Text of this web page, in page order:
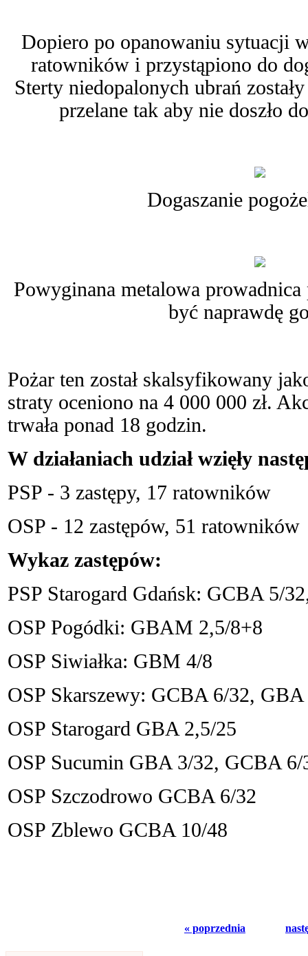
Dopiero po opanowaniu sytuacji
ratowników i przystąpiono do
Sterty niedopalonych ubrań
przelane tak aby nie doszło
Dogaszanie
Powyginana metalowa
być naprawdę
Pożar ten został skalsyfikowany
straty oceniono na 4 000 000 zł.
trwała ponad 18 godzin.
W działaniach udział wzięły
PSP - 3 zastępy, 17 ratowników
OSP - 12 zastępów, 51 ratowników
Wykaz zastępów:
PSP Starogard Gdańsk: GCBA 5/
OSP Pogódki: GBAM 2,5/8+8
OSP Siwiałka: GBM 4/8
OSP Skarszewy: GCBA 6/32,
OSP Starogard GBA 2,5/25
OSP Sucumin GBA 3/32, GCBA 6/
OSP Szczodrowo GCBA 6/32
OSP Zblewo GCBA 10/48
« poprzednia